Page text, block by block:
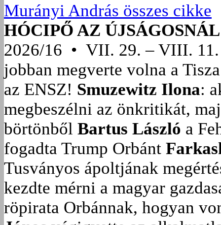
Murányi András összes cikke
HÓCIPŐ AZ ÚJSÁGOSNÁL
2026/16 • VII. 29. – VIII. 11.
jobban megverte volna a
az ENSZ! Smuzewitz Ilona:
megbeszélni az önkritikát,
börtönből Bartus László a
fogadta Trump Orbánt
Tusványos ápoltjának
kezdte mérni a magyar
röpirata Orbánnak, hogyan